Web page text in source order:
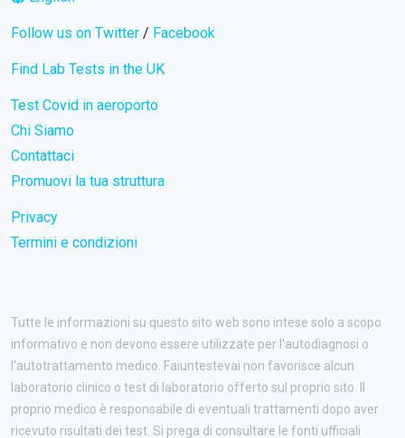
Follow us on Twitter / Facebook
Find Lab Tests in the UK
Test Covid in aeroporto
Chi Siamo
Contattaci
Promuovi la tua struttura
Privacy
Termini e condizioni
Tutte le informazioni su questo sito web sono intese solo a scopo
informativo e non devono essere utilizzate per l'autodiagnosi o
l'autotrattamento medico. Faiuntestevai non favorisce alcun
laboratorio clinico o test di laboratorio offerto sul proprio sito. Il
proprio medico è responsabile di eventuali trattamenti dopo aver
ricevuto risultati dei test. Si prega di consultare le fonti ufficiali